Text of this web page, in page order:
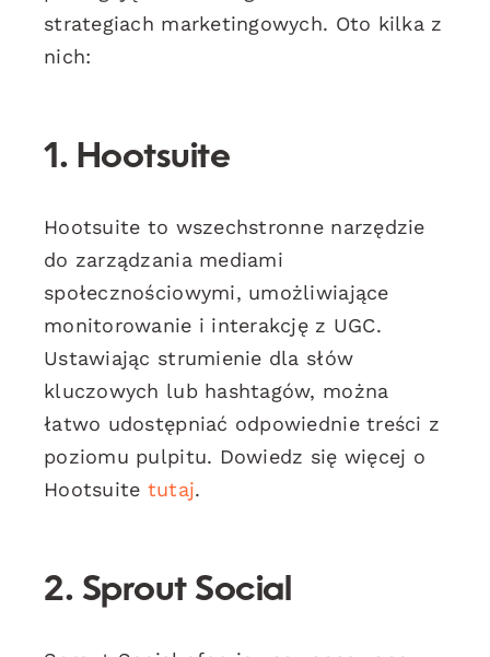
strategiach marketingowych. Oto kilka z
nich:
1. Hootsuite
Hootsuite to wszechstronne narzędzie
do zarządzania mediami
społecznościowymi, umożliwiające
monitorowanie i interakcję z UGC.
Ustawiając strumienie dla słów
kluczowych lub hashtagów, można
łatwo udostępniać odpowiednie treści z
poziomu pulpitu. Dowiedz się więcej o
Hootsuite tutaj.
2. Sprout Social